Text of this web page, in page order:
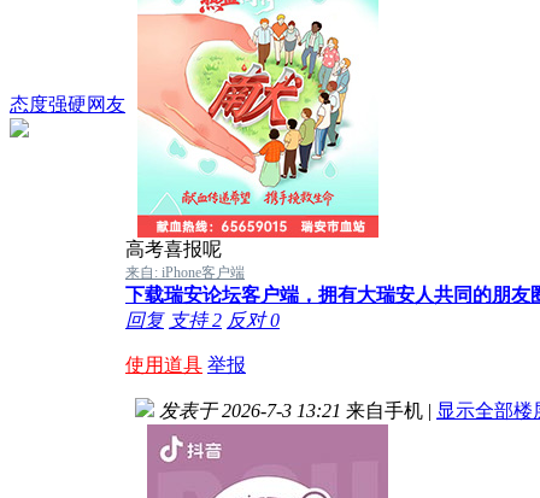
态度强硬网友
高考喜报呢
来自: iPhone客户端
下载瑞安论坛客户端，拥有大瑞安人共同的朋友
回复 支持2 反对0
使用道具 举报
发表于 2026-7-3 13:21 来自手机 | 显示全部楼